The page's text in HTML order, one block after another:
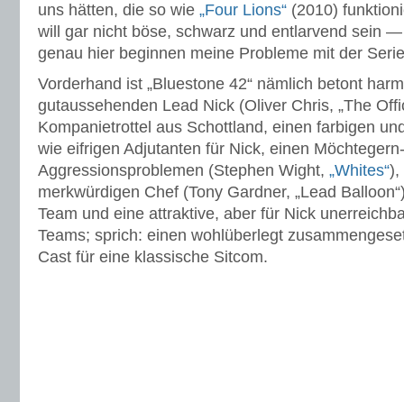
uns hätten, die so wie „Four Lions“ (2010)
will gar nicht böse, schwarz und entlarvend sein
genau hier beginnen meine Probleme mit der
Vorderhand ist „Bluestone 42“ nämlich betont
gutaussehenden Lead Nick (Oliver Chris, „The
Kompanietrottel aus Schottland, einen farbigen
wie eifrigen Adjutanten für Nick, einen
Aggressionsproblemen (Stephen Wight, „Whites“),
merkwürdigen Chef (Tony Gardner, „Lead
Team und eine attraktive, aber für Nick
Teams; sprich: einen wohlüberlegt
Cast für eine klassische Sitcom.